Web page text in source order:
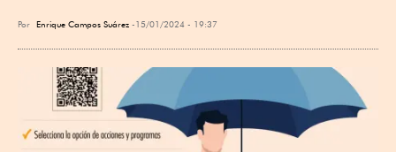
Por Enrique Campos Suárez 15/01/2024 - 19:37